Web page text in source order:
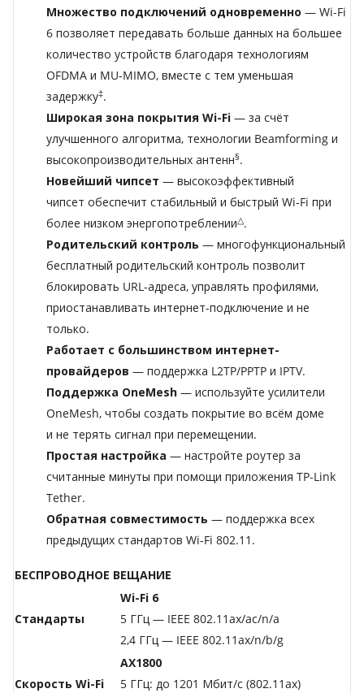
Множество подключений одновременно — Wi-Fi
6 позволяет передавать больше данных на большее
количество устройств благодаря технологиям
OFDMA и MU‑MIMO, вместе с тем уменьшая
задержку‡.
Широкая зона покрытия Wi-Fi — за счёт
улучшенного алгоритма, технологии Beamforming и
высокопроизводительных антенн§.
Новейший чипсет — высокоэффективный
чипсет обеспечит стабильный и быстрый Wi‑Fi при
более низком энергопотреблении△.
Родительский контроль — многофункциональный
бесплатный родительский контроль позволит
блокировать URL-адреса, управлять профилями,
приостанавливать интернет‑подключение и не
только.
Работает с большинством интернет-
провайдеров — поддержка L2TP/PPTP и IPTV.
Поддержка OneMesh — используйте усилители
OneMesh, чтобы создать покрытие во всём доме
и не терять сигнал при перемещении.
Простая настройка — настройте роутер за
считанные минуты при помощи приложения TP-Link
Tether.
Обратная совместимость — поддержка всех
предыдущих стандартов Wi-Fi 802.11.
БЕСПРОВОДНОЕ ВЕЩАНИЕ
Стандарты
Wi-Fi 6
5 ГГц — IEEE 802.11ax/ac/n/a
2,4 ГГц — IEEE 802.11ax/n/b/g
Скорость Wi-Fi
AX1800
5 ГГц: до 1201 Мбит/с (802.11ax)